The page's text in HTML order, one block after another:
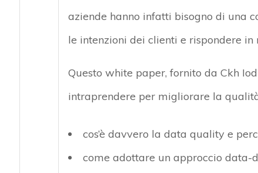
aziende hanno infatti bisogno di una
le intenzioni dei clienti e rispondere
Questo white paper, fornito da Ckh
intraprendere per migliorare la
cos’è davvero la data quality e
come adottare un approccio data-